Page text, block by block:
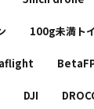
100g未満ト
DJI